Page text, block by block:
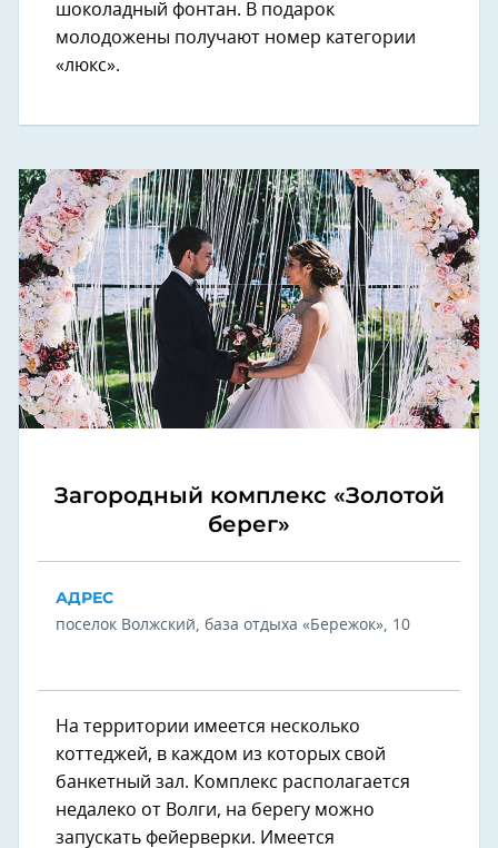
шоколадный фонтан. В подарок
молодожены получают номер категории
«люкс».
Загородный комплекс «Золотой
берег»
АДРЕС
поселок Волжский, база отдыха «Бережок», 10
На территории имеется несколько
коттеджей, в каждом из которых свой
банкетный зал. Комплекс располагается
недалеко от Волги, на берегу можно
запускать фейерверки. Имеется